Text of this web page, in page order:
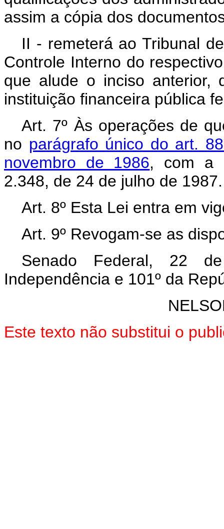
assim a cópia dos
II - remeterá ao Tribunal
Controle Interno do
que alude o inciso anterior,
instituição financeira pública
Art. 7º Às operações de
no parágrafo único do art.
novembro de 1986, com a
2.348, de 24 de julho de 1987.
Art. 8º Esta Lei entra em
Art. 9º Revogam-se as
Senado Federal, 22
Independência e 101º da
Este texto não substitui o